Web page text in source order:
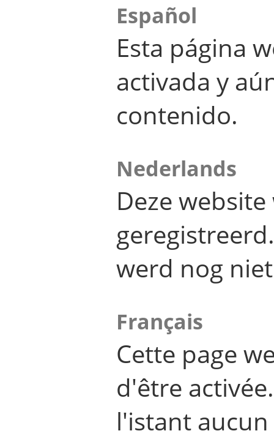
Español
Esta página
activada y
contenido.
Nederlands
Deze
werd nog
Français
Cette page
d'être
l'istant